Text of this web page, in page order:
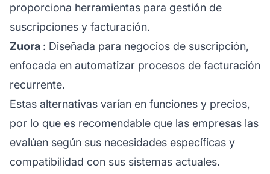
proporciona herramientas para gestión de
suscripciones y facturación.
Zuora : Diseñada para negocios de suscripción,
enfocada en automatizar procesos de facturación
recurrente.
Estas alternativas varían en funciones y precios,
por lo que es recomendable que las empresas las
evalúen según sus necesidades específicas y
compatibilidad con sus sistemas actuales.